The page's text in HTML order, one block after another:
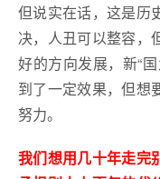
但说实在话，这是历
决，人丑可以整容，
好的方向发展，新“
到了一定效果，但想
努力。
我们想用几十年走完